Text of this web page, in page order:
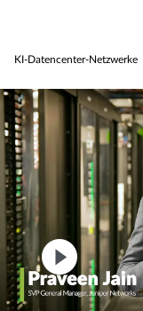
KI-Datencenter-Netzwerke